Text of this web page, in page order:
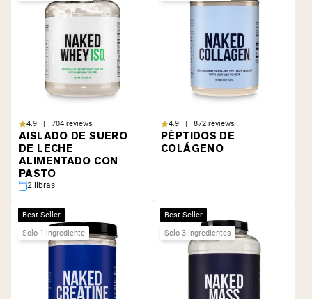
4.9 | 704 reviews
AISLADO DE SUERO
DE LECHE
ALIMENTADO CON
PASTO
2 libras
4.9 | 872 reviews
PÉPTIDOS DE
COLÁGENO
Best Seller
Solo 1 ingrediente
Best Seller
Solo 3 ingredientes